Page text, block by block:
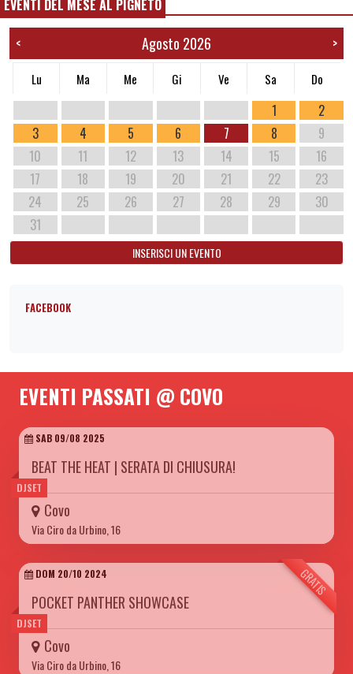
EVENTI DEL MESE AL PIGNETO
< Agosto 2026 >
Lu Ma Me Gi Ve Sa Do
1
2
3
4 5 6 7 8
9
10
11 12 13 14 15
16
17
18 19 20 21 22
23
24
25 26 27 28 29
30
31
INSERISCI UN EVENTO
FACEBOOK
EVENTI PASSATI @ COVO
DJSET
SAB 09/08 2025
BEAT THE HEAT | SERATA DI CHIUSURA!
Covo
Via Ciro da Urbino, 16
DJSET
GRATIS
DOM 20/10 2024
POCKET PANTHER SHOWCASE
Covo
Via Ciro da Urbino, 16